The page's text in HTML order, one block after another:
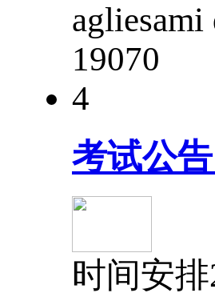
agliesami
19070
4
考试公
时间安